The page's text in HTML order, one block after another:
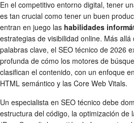
En el competitivo entorno digital, tener
es tan crucial como tener un buen
entran en juego las habilidades
estrategias de visibilidad online. Más
palabras clave, el SEO técnico de 2026
profunda de cómo los motores de
clasifican el contenido, con un enfoque
HTML semántico y las Core Web Vitals.
Un especialista en SEO técnico debe
estructura del código, la optimización de